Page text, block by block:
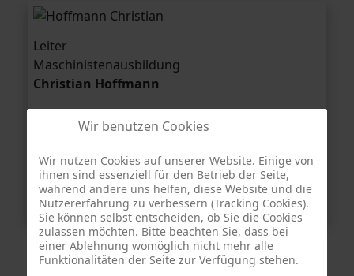
Maschinisten­ausbildung
Christian Hoffmann
Leiter
Maschinisten­ausbildung
Christian Hoffmann
1. stellv.
Maschinisten­ausbilder
Benjamin Eberbach
Öffentlichkeitsarbeit
Wir benutzen Cookies
Wir nutzen Cookies auf unserer Website. Einige von
ihnen sind essenziell für den Betrieb der Seite,
während andere uns helfen, diese Website und die
Nutzererfahrung zu verbessern (Tracking Cookies).
Sie können selbst entscheiden, ob Sie die Cookies
zulassen möchten. Bitte beachten Sie, dass bei
einer Ablehnung womöglich nicht mehr alle
Funktionalitäten der Seite zur Verfügung stehen.